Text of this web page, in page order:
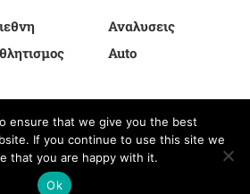
Αναλυσεις
Auto
WordPress|Theme: FreeNews|By
.
ensure that we give you the best
If you continue to use this site we
that you are happy with it.
Ok